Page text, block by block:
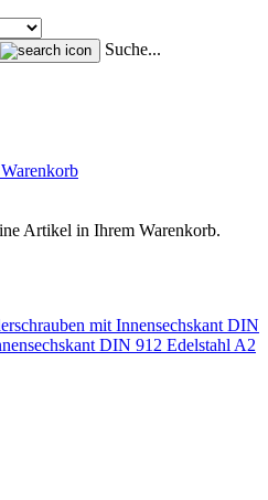
Suche...
Artikel in Ihrem Warenkorb.
mit Innensechskant DIN
DIN 912 Edelstahl A2